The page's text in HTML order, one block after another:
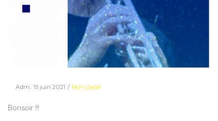
ByAdm Posted
15 juin 2021
Posted
Non classé
Bonsoir !!!